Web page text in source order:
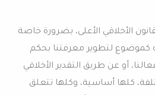
الأخلاقي الأعلى، بضرورة خاصة
كموضوع لتطوير معرفتنا بحكم
أو عن طريق التقدير الأخلاقي
كلها أساسية، وكلها تتعلق